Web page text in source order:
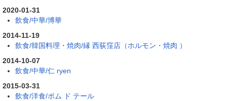
2020-01-31
飲食/中華/博華
2014-11-19
飲食/韓国料理・焼肉/縁 西荻窪店（ホルモン・焼肉 ）
2014-10-07
飲食/中華/仁 ryen
2015-03-31
飲食/洋食/ポム ド テール